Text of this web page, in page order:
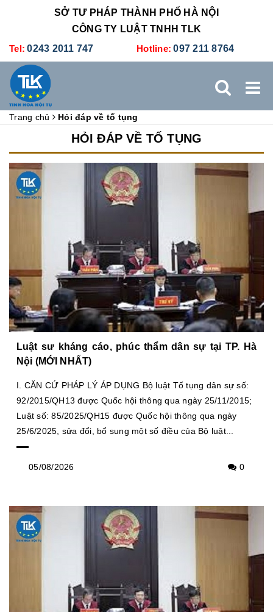
SỞ TƯ PHÁP THÀNH PHỐ HÀ NỘI
CÔNG TY LUẬT TNHH TLK
Tel: 0243 2011 747 Hotline: 097 211 8764
DỊCH VỤ KẾ TOÁN - THUẾ XÚC TIẾN THƯƠNG MẠI
BẢNG GIÁ TUYỂN DỤNG
Trang chủ Hỏi đáp về tố tụng
HỎI ĐÁP VỀ TỐ TỤNG
Luật sư kháng cáo, phúc thẩm dân sự tại TP. Hà
Nội (MỚI NHẤT)
I. CĂN CỨ PHÁP LÝ ÁP DỤNG Bộ luật Tố tụng dân sự số:
92/2015/QH13 được Quốc hội thông qua ngày 25/11/2015;
Luật số: 85/2025/QH15 được Quốc hội thông qua ngày
25/6/2025, sửa đổi, bổ sung một số điều của Bộ luật...
05/08/2026 0